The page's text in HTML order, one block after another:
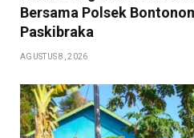
Bersama Polsek
Paskibraka
AGUSTUS 8, 2026